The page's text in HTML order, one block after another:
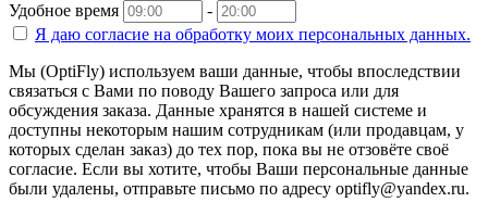
Удобное время
-
Я даю согласие на обработку моих персональных данных.
Мы (OptiFly) используем ваши данные, чтобы впоследствии
связаться с Вами по поводу Вашего запроса или для
обсуждения заказа. Данные хранятся в нашей системе и
доступны некоторым нашим сотрудникам (или продавцам, у
которых сделан заказ) до тех пор, пока вы не отзовёте своё
согласие. Если вы хотите, чтобы Ваши персональные данные
были удалены, отправьте письмо по адресу optifly@yandex.ru.